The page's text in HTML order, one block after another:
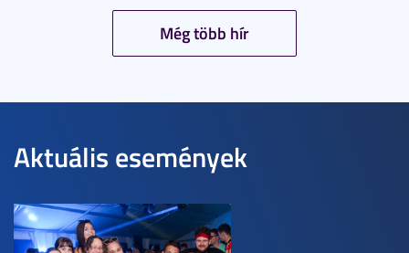
Még több hír
Aktuális események